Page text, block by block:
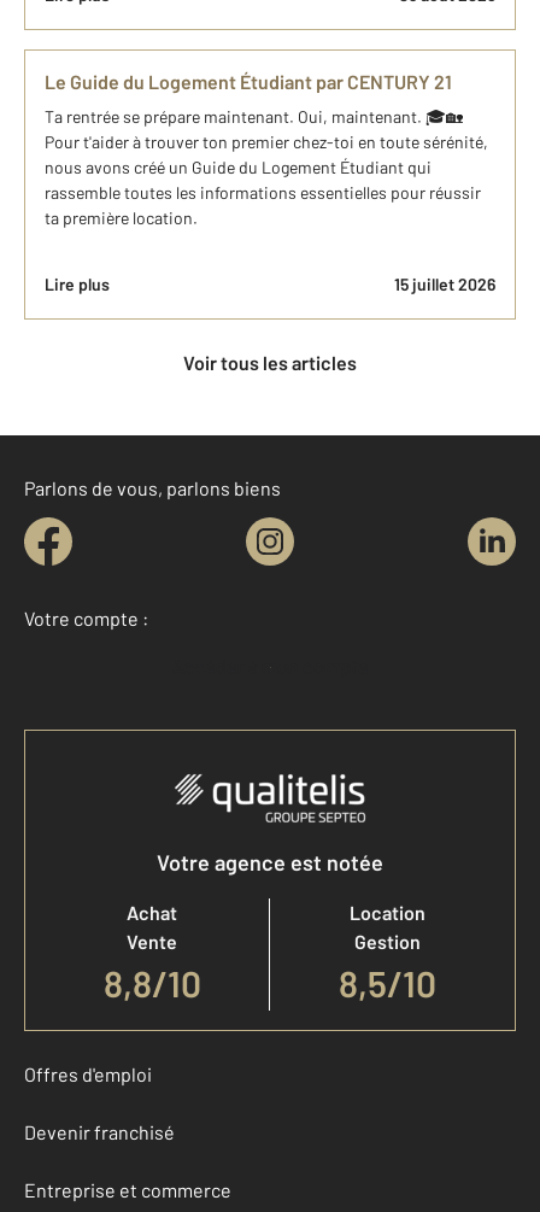
Le Guide du Logement Étudiant par CENTURY 21
Ta rentrée se prépare maintenant. Oui, maintenant. 🎓🏡
Pour t'aider à trouver ton premier chez-toi en toute sérénité,
nous avons créé un Guide du Logement Étudiant qui
rassemble toutes les informations essentielles pour réussir
ta première location.
Lire plus 15 juillet 2026
Voir tous les articles
Parlons de vous, parlons biens
Votre compte :
Accéder à mon compte
Votre agence est notée
Achat
Vente
8,8/10
Location
Gestion
8,5/10
Offres d'emploi
Devenir franchisé
Entreprise et commerce